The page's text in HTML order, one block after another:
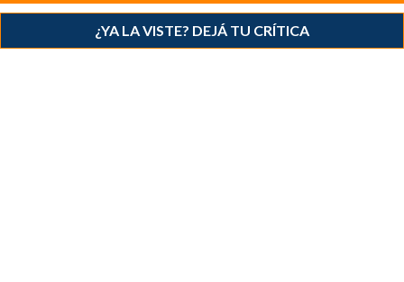
¿YA LA VISTE? DEJÁ TU CRÍTICA